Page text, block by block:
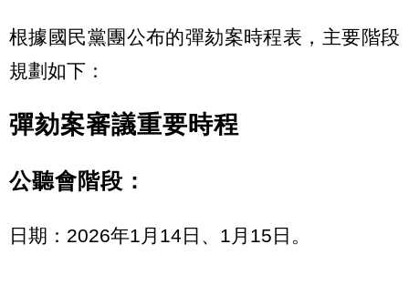
根據國民黨團公布的彈劾案時程表，主要階段
規劃如下：
彈劾案審議重要時程
公聽會階段：
日期：2026年1月14日、1月15日。